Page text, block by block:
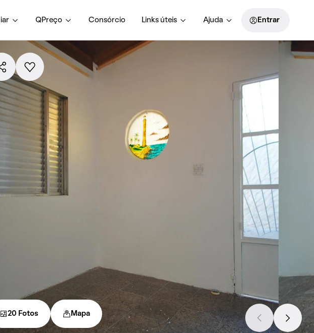
QPreço Consórcio Links úteis Ajuda Entrar
20 Fotos Mapa